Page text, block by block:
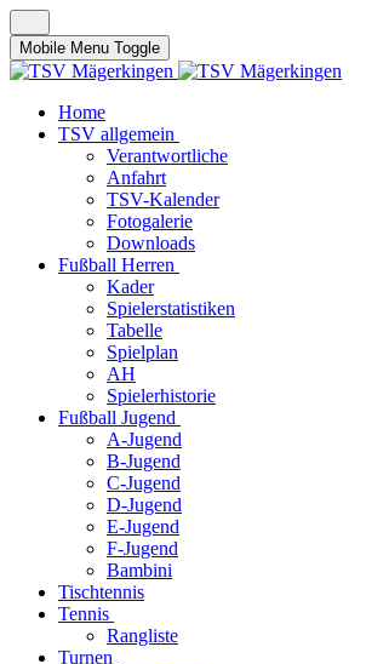
Mobile Menu Toggle
Home
TSV allgemein
Verantwortliche
Anfahrt
TSV-Kalender
Fotogalerie
Downloads
Fußball Herren
Kader
Spielerstatistiken
Tabelle
Spielplan
AH
Spielerhistorie
Fußball Jugend
A-Jugend
B-Jugend
C-Jugend
D-Jugend
E-Jugend
F-Jugend
Bambini
Tischtennis
Tennis
Rangliste
Turnen